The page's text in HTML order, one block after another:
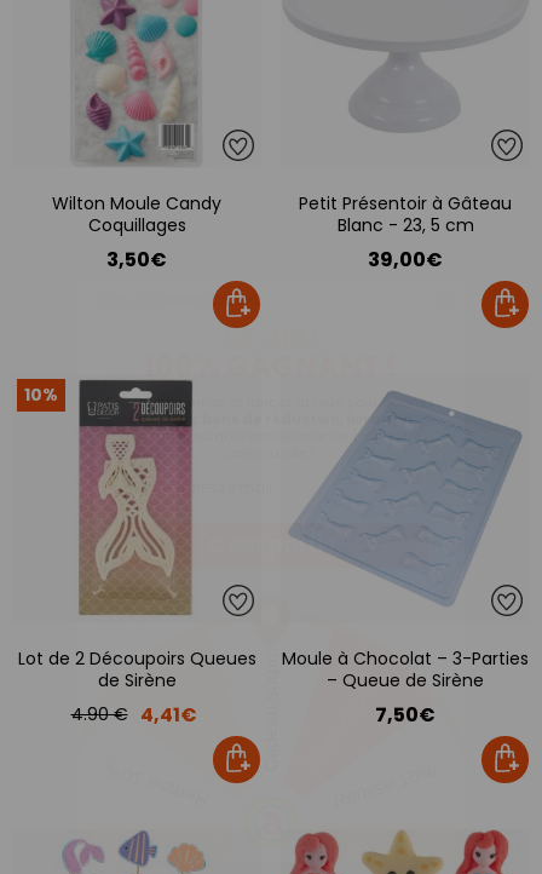
Wilton Moule Candy
Coquillages
3,50€
Petit Présentoir à Gâteau
Blanc - 23, 5 cm
39,00€
10%
Lot de 2 Découpoirs Queues
de Sirène
4.90 € 4,41€
Moule à Chocolat – 3-Parties
– Queue de Sirène
7,50€